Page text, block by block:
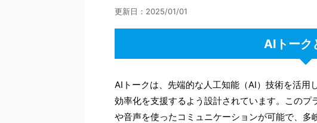
更新日： 2025/01/01
AIトーク
AIトークは、先端的な人工知能（AI）技術を活用
効率化を支援するよう設計されています。このプ
や音声を使ったコミュニケーションが可能で、多